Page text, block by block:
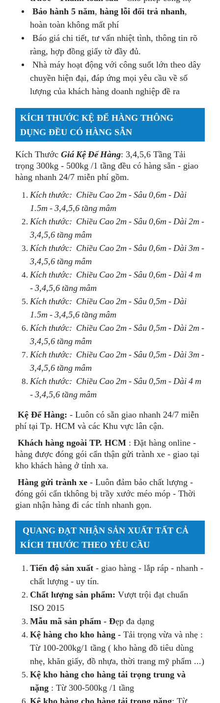
Bảo hành 5 năm,hàng lỗi đổi trả nhanh,
hoàn toàn không mất phí
Báo giá chi tiết, tư vấn nhiệt tình, thông tin rõ
ràng, hợp đồng giấy tờ đầy đủ.
Nhà máy hoạt động với công suốt lớn theo dây
chuyền hiện đại, đáp ứng mọi yêu cầu về số
lượng của khách hàng doanh nghiệp đề ra
KÍCH THƯỚC KỆ ĐỂ HÀNG THÔNG
DỤNG ĐỀU CÓ HÀNG SẴN
Kích ThướcGiá Kệ Để Hàng: 3,4,5,6 Tầng Tải
trọng 300kg - 500kg /1 tầng đều có hàng sẵn - giao
hàng nhanh 24/7 miễn phí gồm.
Kích thước: Chiều Cao 2m - Sâu 0,6m - Dài
1.5m - 3,4,5,6 tầng mâm
Kích thước: Chiều Cao 2m - Sâu 0,6m - Dài 2m -
3,4,5,6 tầng mâm
Kích thước: Chiều Cao 2m - Sâu 0,6m - Dài 3m -
3,4,5,6 tầng mâm
Kích thước: Chiều Cao 2m - Sâu 0,6m - Dài 4 m
- 3,4,5,6 tầng mâm
Kích thước: Chiều Cao 2m - Sâu 0,5m - Dài
1.5m - 3,4,5,6 tầng mâm
Kích thước: Chiều Cao 2m - Sâu 0,5m - Dài 2m -
3,4,5,6 tầng mâm
Kích thước: Chiều Cao 2m - Sâu 0,5m - Dài 3m -
3,4,5,6 tầng mâm
Kích thước: Chiều Cao 2m - Sâu 0,5m - Dài 4 m
- 3,4,5,6 tầng mâm
Kệ Để Hàng: - Luôn có sẵn giao nhanh 24/7 miễn
phí tại Tp. HCM và các Khu vực lân cận.
Khách hàng ngoài TP. HCM : Đặt hàng online -
hàng được đóng gói cẩn thận gửi trành xe - giao tại
kho khách hàng ở tỉnh xa.
Hàng gửi trành xe- Luôn đảm bảo chất lượng -
đóng gói cẩn tkhông bị trầy xước méo móp - Thời
gian nhận hàng đi các tỉnh nhanh gọn.
QUANG ĐẠTNHẬN SẢN XUẤT TẤT CẢ
KÍCH THƯỚC THEO YÊU CẦU
Tiến độ sản xuất - giao hàng - lắp ráp - nhanh -
chất lượng - uy tín.
Chất lượng sản phẩm: Vượt trội đạt chuẩn
ISO 2015
Mẫu mã sản phẩm - Đẹp đa dạng
Kệ hàng cho kho hàng - Tải trọng vừa và nhẹ :
Từ 100-200kg/1 tầng ( kho hàng đồ tiêu dùng
nhẹ, khăn giấy, đồ nhựa, thời trang mỹ phẩm ...)
Kệ kho hàng cho hàng tải trọng trung và
nặng : Từ 300-500kg /1 tầng